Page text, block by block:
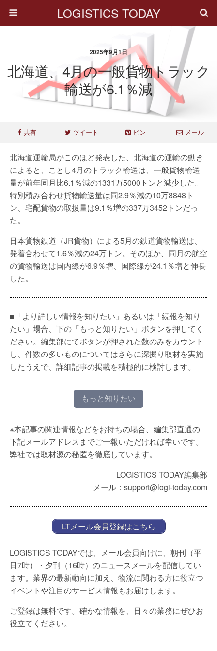
LOGISTICS TODAY
2025年9月1日
北海道、4月の一般貨物トラック
輸送が6.1％減
共有 ツイート ピン メール
北海道運輸局がこのほど発表した、北海道の運輸の動き
によると、ことし4月のトラック輸送は、一般貨物輸送
量が前年同月比6.1％減の1331万5000トンと減少した。
特別積み合わせ貨物輸送量は同2.9％減の10万8848ト
ン、宅配貨物の取扱量は9.1％増の337万3452トンだっ
た。
日本貨物鉄道（JR貨物）による5月の鉄道貨物輸送は、
発着合わせて1.6％減の24万トン。そのほか、同月の航空
の貨物輸送は国内線が6.9％増、国際線が24.1％増と伸長
した。
■「より詳しい情報を知りたい」あるいは「続報を知り
たい」場合、下の「もっと知りたい」ボタンを押してく
ださい。編集部にてボタンが押された数のみをカウント
し、件数の多いものについてはさらに深掘り取材を実施
したうえで、詳細記事の掲載を積極的に検討します。
もっと知りたい
※本記事の関連情報などをお持ちの場合、編集部直通の
下記メールアドレスまでご一報いただければ幸いです。
弊社では取材源の秘匿を徹底しています。
LOGISTICS TODAY編集部
メール：support@logi-today.com
LTメール会員登録はこちら
LOGISTICS TODAYでは、メール会員向けに、朝刊（平
日7時）・夕刊（16時）のニュースメールを配信してい
ます。業界の最新動向に加え、物流に関わる方に役立つ
イベントや注目のサービス情報もお届けします。
ご登録は無料です。確かな情報を、日々の業務にぜひお
役立てください。